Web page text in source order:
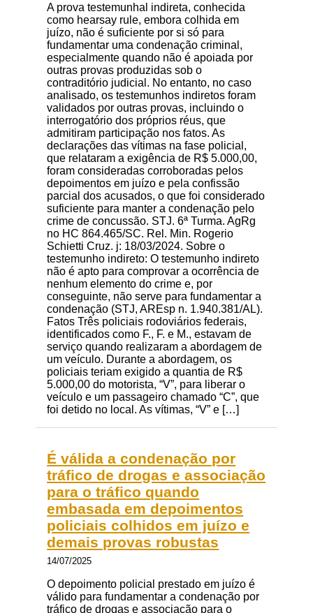
A prova testemunhal indireta, conhecida
como hearsay rule, embora colhida em
juízo, não é suficiente por si só para
fundamentar uma condenação criminal,
especialmente quando não é apoiada por
outras provas produzidas sob o
contraditório judicial. No entanto, no caso
analisado, os testemunhos indiretos foram
validados por outras provas, incluindo o
interrogatório dos próprios réus, que
admitiram participação nos fatos. As
declarações das vítimas na fase policial,
que relataram a exigência de R$ 5.000,00,
foram consideradas corroboradas pelos
depoimentos em juízo e pela confissão
parcial dos acusados, o que foi considerado
suficiente para manter a condenação pelo
crime de concussão. STJ. 6ª Turma. AgRg
no HC 864.465/SC. Rel. Min. Rogerio
Schietti Cruz. j: 18/03/2024. Sobre o
testemunho indireto: O testemunho indireto
não é apto para comprovar a ocorrência de
nenhum elemento do crime e, por
conseguinte, não serve para fundamentar a
condenação (STJ, AREsp n. 1.940.381/AL).
Fatos Três policiais rodoviários federais,
identificados como F., F. e M., estavam de
serviço quando realizaram a abordagem de
um veículo. Durante a abordagem, os
policiais teriam exigido a quantia de R$
5.000,00 do motorista, “V”, para liberar o
veículo e um passageiro chamado “C”, que
foi detido no local. As vítimas, “V” e […]
É válida a condenação por
tráfico de drogas e associação
para o tráfico quando
embasada em depoimentos
policiais colhidos em juízo e
demais provas robustas
14/07/2025
O depoimento policial prestado em juízo é
válido para fundamentar a condenação por
tráfico de drogas e associação para o